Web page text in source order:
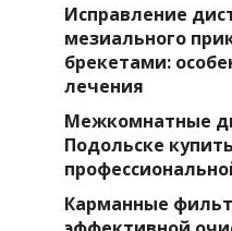
Исправление
мезиального
брекетами:
лечения
Межкомнатные
Подольске
Карманные